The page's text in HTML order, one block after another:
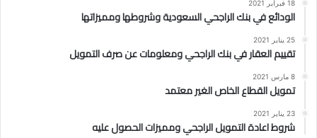
18 فبراير 2021
الودائع في بنك الراجحي السعودية وشروطها ومميزاتها
25 يناير 2021
تقييم العقار في بنك الراجحي ومعلومات عن صرف التمويل
8 مارس 2021
تمويل القطاع الخاص الغير معتمد
23 يناير 2021
شروط اعادة التمويل الراجحي ومميزات الحصول عليه